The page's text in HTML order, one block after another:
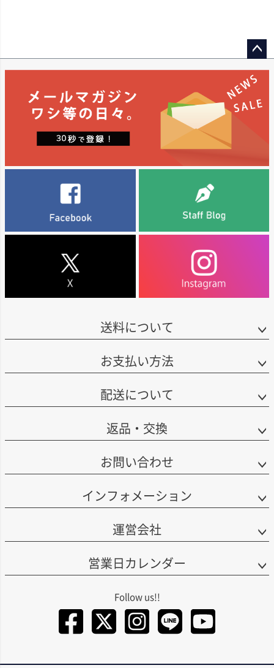
ジト
へ
送料について
お支払い方法
配送について
返品・交換
お問い合わせ
インフォメーション
運営会社
営業日カレンダー
Facebook
Twitter
LINE